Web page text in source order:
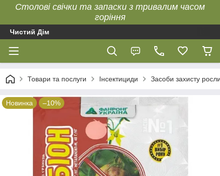
Столові свічки та запаски з тривалим часом
горіння
Чистий Дім
Товари та послуги Інсектициди Засоби захисту
Новинка –10%